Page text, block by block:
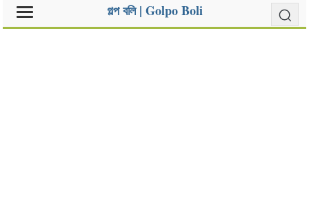
গল্প বলি | Golpo Boli